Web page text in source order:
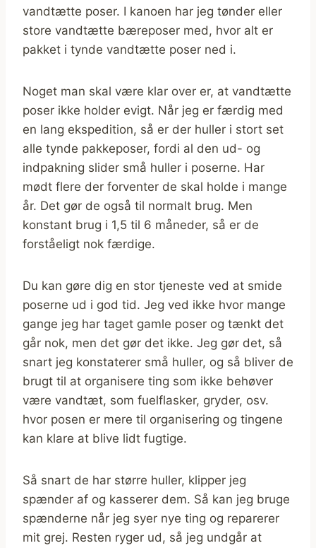
vandtætte poser. I kanoen har jeg tønder eller
store vandtætte bæreposer med, hvor alt er
pakket i tynde vandtætte poser ned i.
Noget man skal være klar over er, at vandtætte
poser ikke holder evigt. Når jeg er færdig med
en lang ekspedition, så er der huller i stort set
alle tynde pakkeposer, fordi al den ud- og
indpakning slider små huller i poserne. Har
mødt flere der forventer de skal holde i mange
år. Det gør de også til normalt brug. Men
konstant brug i 1,5 til 6 måneder, så er de
forståeligt nok færdige.
Du kan gøre dig en stor tjeneste ved at smide
poserne ud i god tid. Jeg ved ikke hvor mange
gange jeg har taget gamle poser og tænkt det
går nok, men det gør det ikke. Jeg gør det, så
snart jeg konstaterer små huller, og så bliver de
brugt til at organisere ting som ikke behøver
være vandtæt, som fuelflasker, gryder, osv.
hvor posen er mere til organisering og tingene
kan klare at blive lidt fugtige.
Så snart de har større huller, klipper jeg
spænder af og kasserer dem. Så kan jeg bruge
spænderne når jeg syer nye ting og reparerer
mit grej. Resten ryger ud, så jeg undgår at